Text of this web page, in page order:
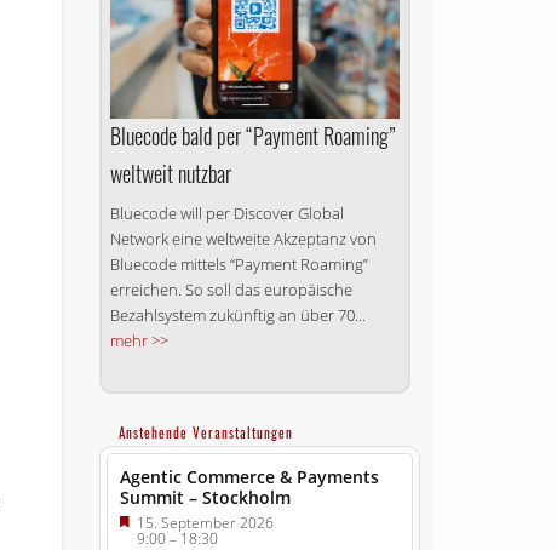
Bluecode bald per “Payment Roaming”
weltweit nutzbar
Bluecode will per Discover Global
Network eine weltweite Akzeptanz von
Bluecode mittels “Payment Roaming”
erreichen. So soll das europäische
Bezahlsystem zukünftig an über 70...
mehr >>
Anstehende Veranstaltungen
Agentic Commerce & Payments
Summit – Stockholm
15. September 2026
9:00–18:30